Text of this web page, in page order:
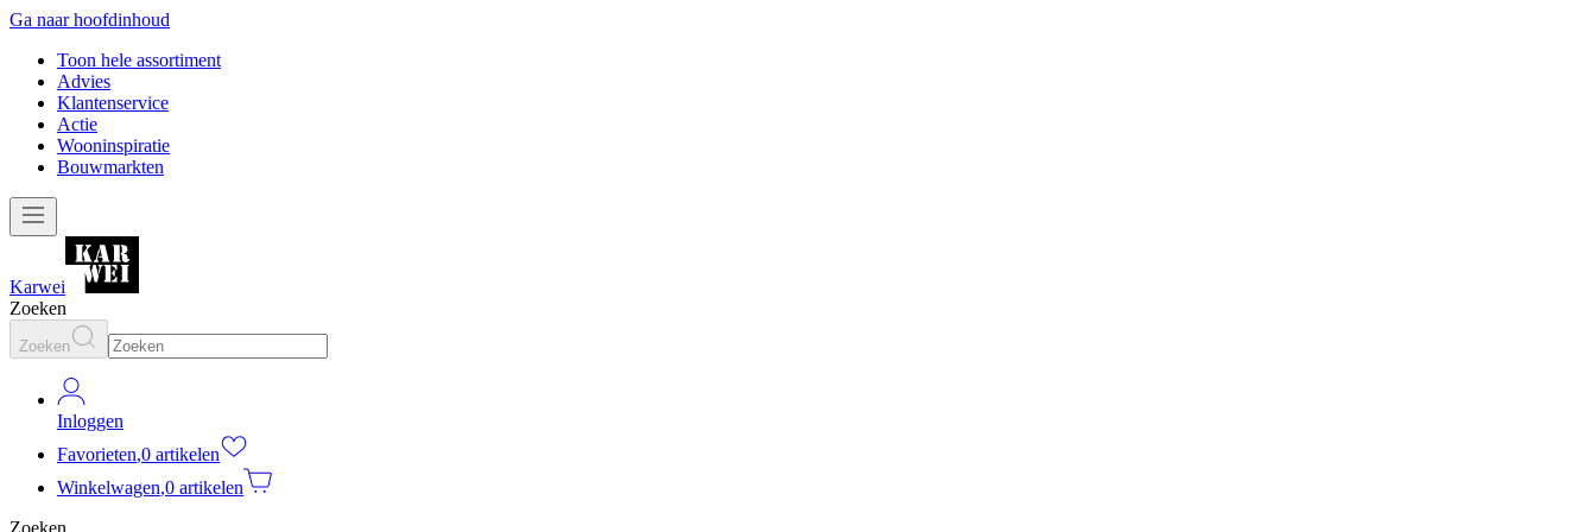
Ga naar hoofdinhoud
Toon hele assortiment
Advies
Klantenservice
Actie
Wooninspiratie
Bouwmarkten
Karwei
Zoeken
Zoeken
Inloggen
Favorieten,0 artikelen
Winkelwagen,0 artikelen
Zoeken